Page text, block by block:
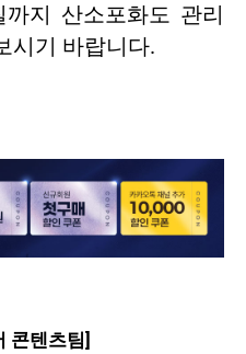
지 산소포화도 관리
시기 바랍니다.
콘텐츠팀]